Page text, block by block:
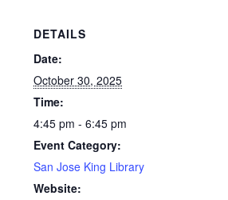
DETAILS
Date:
October 30, 2025
Time:
4:45 pm - 6:45 pm
Event Category:
San Jose King Library
Website: